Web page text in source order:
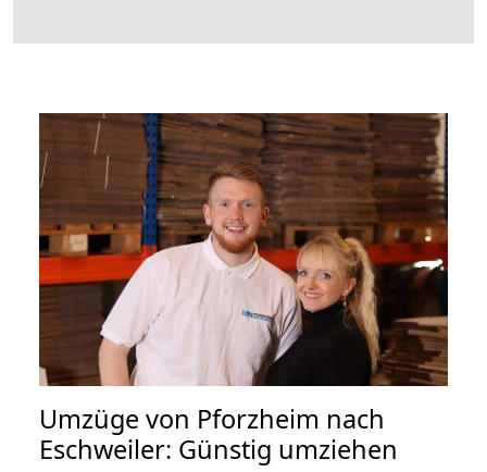
Umzüge von Pforzheim nach
Eschweiler: Günstig umziehen